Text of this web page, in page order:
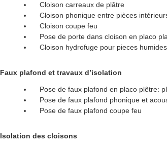
Cloison carreaux de plâtre
Cloison phonique entre pièces
Cloison coupe feu
Pose de porte dans cloison en placo
Cloison hydrofuge pour pieces
Faux plafond et travaux d’isolation
Pose de faux plafond en placo plêtre:
Pose de faux plafond phonique et
Pose de faux plafond coupe feu
Isolation des cloisons